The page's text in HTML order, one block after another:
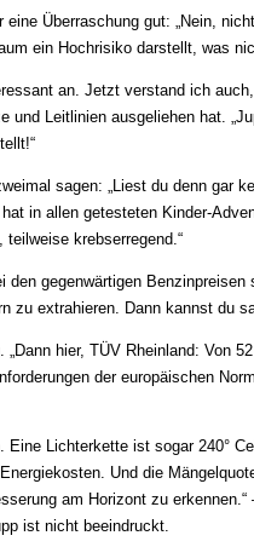
eine Überraschung gut: „Nein,
ein Hochrisiko darstellt, was
an. Jetzt verstand ich
und Leitlinien ausgeliehen hat.
sagen: „Liest du denn gar
in allen getesteten Kinder-
krebserregend.“
den gegenwärtigen
zu extrahieren. Dann kannst du
hier, TÜV Rheinland: Von
der europäischen
Eine Lichterkette ist sogar 240°
Und die
am Horizont zu
ist nicht beeindruckt.